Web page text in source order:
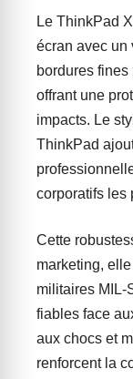
Le ThinkPad
écran avec un
bordures
offrant une
impacts. Le
ThinkPad
corporatifs les
Cette
marketing,
militaires MIL-
fiables face
aux chocs et
renforcent la